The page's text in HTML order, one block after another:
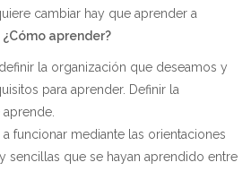
cambiar hay que aprender a
¿Cómo aprender?
la organización que deseamos y
para aprender. Definir la
funcionar mediante las orientaciones
sencillas que se hayan aprendido entre